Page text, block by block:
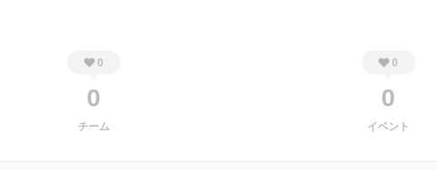
0
0
チーム
0
0
イベント